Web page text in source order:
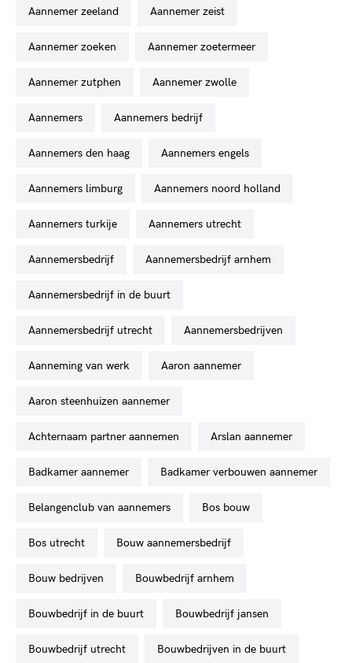
aannemer zeeland aannemer zeist
aannemer zoeken aannemer zoetermeer
aannemer zutphen aannemer zwolle
aannemers aannemers bedrijf
aannemers den haag aannemers engels
aannemers limburg aannemers noord holland
aannemers turkije aannemers utrecht
aannemersbedrijf aannemersbedrijf arnhem
aannemersbedrijf in de buurt
aannemersbedrijf utrecht aannemersbedrijven
aanneming van werk aaron aannemer
aaron steenhuizen aannemer
achternaam partner aannemen arslan aannemer
badkamer aannemer badkamer verbouwen aannemer
belangenclub van aannemers bos bouw
bos utrecht bouw aannemersbedrijf
bouw bedrijven bouwbedrijf arnhem
bouwbedrijf in de buurt bouwbedrijf jansen
bouwbedrijf utrecht bouwbedrijven in de buurt